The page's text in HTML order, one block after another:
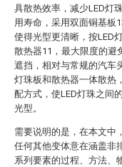
具散热效率，减少LED灯
用寿命，采用双面铜基板
使得光型更清晰，按LED
散热器11，最大限度的避
遮挡，相对与常规的汽车
灯珠板和散热器一体散热
配方式，使LED灯珠之间
光型。
需要说明的是，在本文中
任何其他变体意在涵盖非
系列要素的过程、方法、